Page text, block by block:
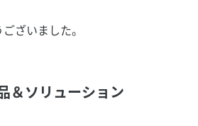
ざいました。
＆ソリューション